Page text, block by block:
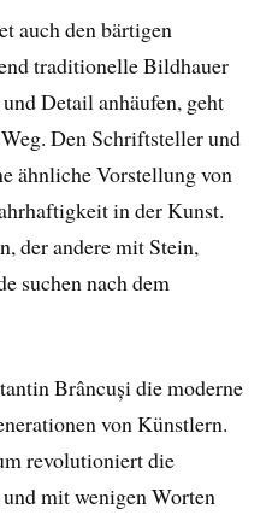
auch den bärtigen
traditionelle Bildhauer
Detail anhäufen, geht
Den Schriftsteller und
ähnliche Vorstellung von
in der Kunst.
der andere mit Stein,
suchen nach dem
Brâncuși die moderne
von Künstlern.
revolutioniert die
mit wenigen Worten